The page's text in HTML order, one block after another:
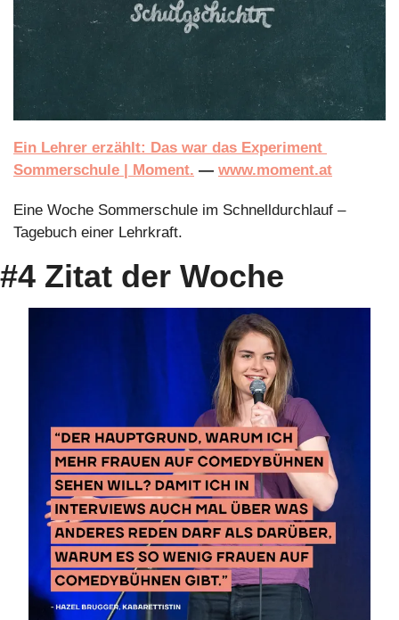
Ein Lehrer erzählt: Das war das Experiment
Sommerschule | Moment. — www.moment.at
Eine Woche Sommerschule im Schnelldurchlauf –
Tagebuch einer Lehrkraft.
#4 Zitat der Woche